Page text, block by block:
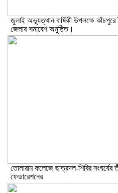
জুলাই অভ্যূত্থান বার্ষিকী উপলক্ষে কাঁচপুরে
জেলার সমাবেশ অনুষ্ঠিত।
তোলারাম কলেজে ছাত্রদল-শিবির সংঘর্ষের
ফেডারেশনের